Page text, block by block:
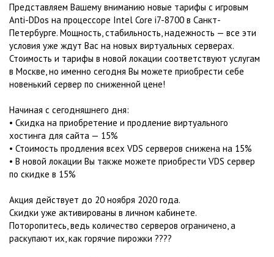
Представляем Вашему вниманию новые тарифы с игровым
Anti-DDos на процессоре Intel Core i7-8700 в Санкт-
Петербурге. Мощность, стабильность, надежность — все эти
условия уже ждут Вас на новых виртуальных серверах.
Стоимость и тарифы в новой локации соответствуют услугам
в Москве, но именно сегодня Вы можете приобрести себе
новенький сервер по сниженной цене!
Начиная с сегодняшнего дня:
• Скидка на приобретение и продление виртуального
хостинга для сайта — 15%
• Стоимость продления всех VDS серверов снижена на 15%
• В новой локации Вы также можете приобрести VDS сервер
по скидке в 15%
Акция действует до 20 ноября 2020 года.
Скидки уже активированы в личном кабинете.
Поторопитесь, ведь количество серверов ограничено, а
раскупают их, как горячие пирожки ????